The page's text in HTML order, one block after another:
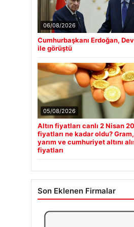
06/08/2026
Cumhurbaşkanı Erdoğan,
ile görüştü
05/08/2026
Altın fiyatları canlı 2 Nisan
fiyatları ne kadar oldu?
yarım ve cumhuriyet altını
fiyatları
Son Eklenen Firmalar